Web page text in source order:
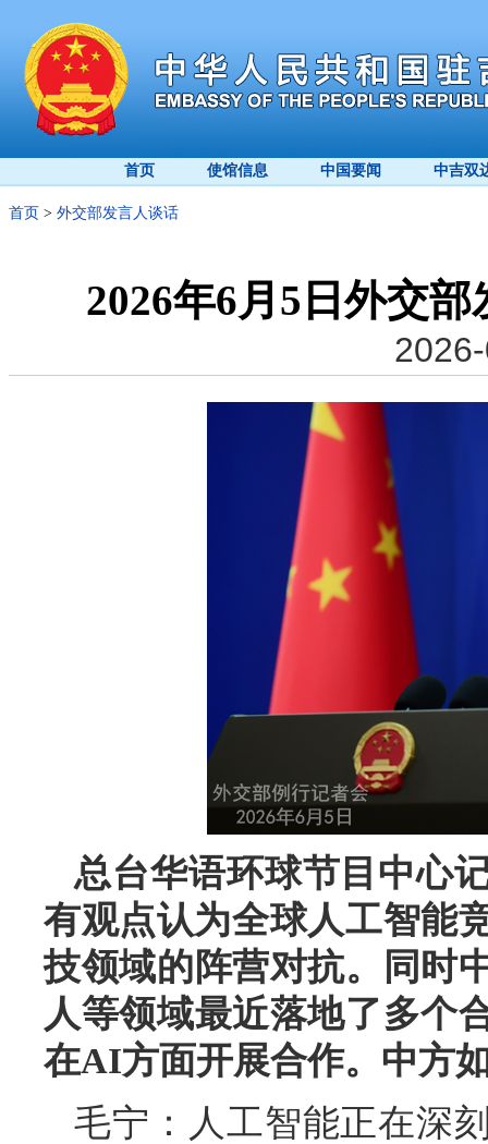
首页 使馆信息 中国要闻 中吉双
首页 > 外交部发言人谈话
2026年6月5日外交
总台华语环球节目中心
有观点认为全球人工智能
技领域的阵营对抗。同时
人等领域最近落地了多个
在AI方面开展合作。中方
毛宁：人工智能正在深